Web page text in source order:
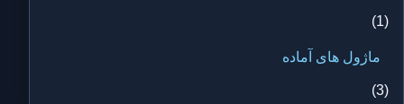
(1)
ماژول های آماده
(3)